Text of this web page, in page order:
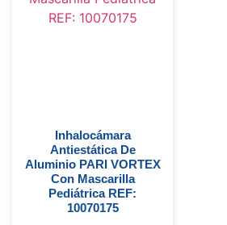
Inhalocámara
Antiestática De
Aluminio PARI VORTEX
Con Mascarilla
Pediátrica REF:
10070175